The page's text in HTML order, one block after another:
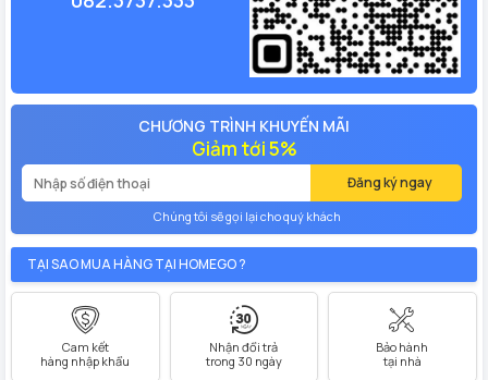
CHƯƠNG TRÌNH KHUYẾN MÃI
Giảm tới 5%
Đăng ký ngay
Chúng tôi sẽ gọi lại cho quý khách
TẠI SAO MUA HÀNG TẠI HOMEGO ?
Cam kết
hàng nhập khẩu
Nhận đổi trả
trong 30 ngày
Bảo hành
tại nhà